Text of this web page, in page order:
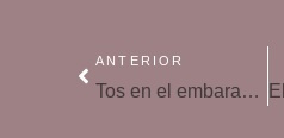
ANTERIOR
Tos en el embarazo, cómo evitar que se convierta en un problema mayor